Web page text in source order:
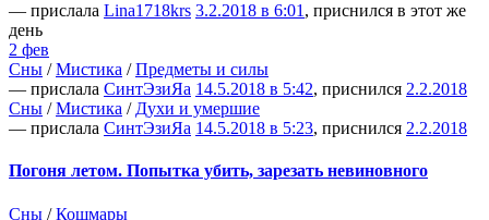
— прислала Lina1718krs 3.2.2018 в 6:01 , приснился в этот же
день
2 фев
Сны /Мистика /Предметы и силы
— прислала СинтЭзиЯа 14.5.2018 в 5:42, приснился 2.2.2018
Сны /Мистика / Духи и умершие
— прислала СинтЭзиЯа 14.5.2018 в 5:23, приснился 2.2.2018
Погоня летом. Попытка убить, зарезать невиновного
Сны /Кошмары